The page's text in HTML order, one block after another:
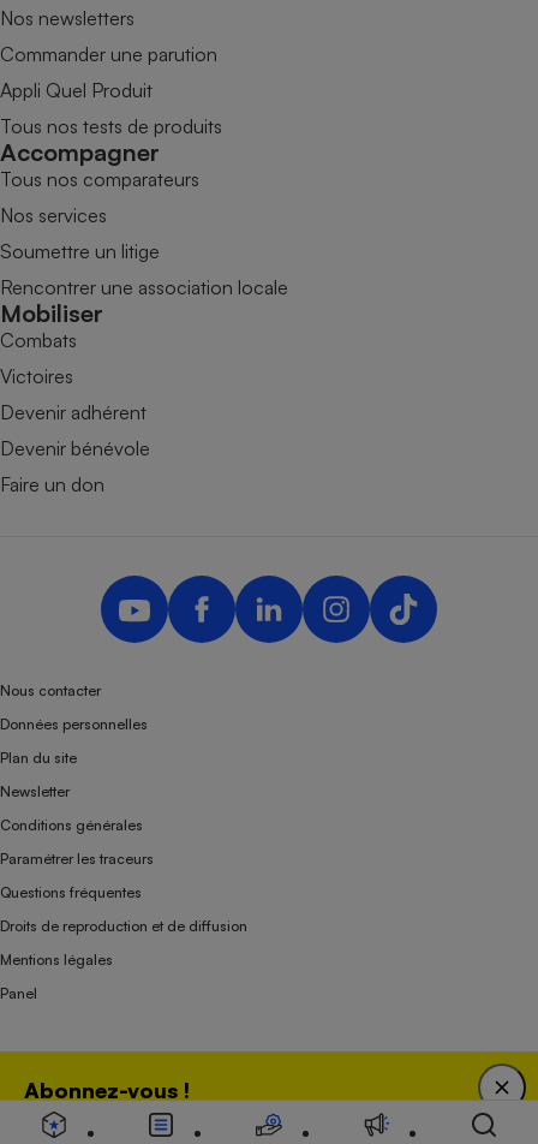
Abonnez-vous !
Bénéficiez d'une expertise unique tout en soutenant
Nos newsletters
Commander une parution
Appli Quel Produit
Tous nos tests de produits
Accompagner
Tous nos comparateurs
Nos services
Soumettre un litige
Rencontrer une association locale
Mobiliser
Combats
Victoires
Devenir adhérent
Devenir bénévole
Faire un don
Nous contacter
Données personnelles
Plan du site
Newsletter
Conditions générales
Paramétrer les traceurs
Questions fréquentes
Droits de reproduction et de diffusion
Mentions légales
Panel
Association indépendante de l’État, des syndicats, des producteurs et des
distributeurs depuis 1951.